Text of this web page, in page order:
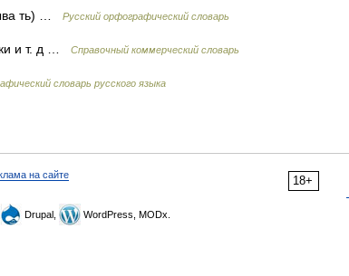
ть) … Русский орфографический словарь
и т. д … Справочный коммерческий словарь
словарь русского языка
18+
на сайте
Drupal, WordPress, MODx.